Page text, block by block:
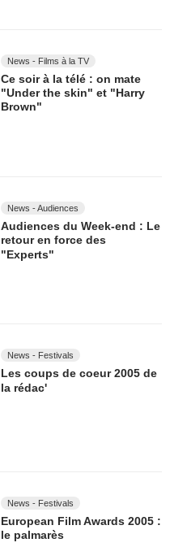
News - Films à la TV
Ce soir à la télé : on mate
"Under the skin" et "Harry
Brown"
News - Audiences
Audiences du Week-end : Le
retour en force des
"Experts"
News - Festivals
Les coups de coeur 2005 de
la rédac'
News - Festivals
European Film Awards 2005 :
le palmarès